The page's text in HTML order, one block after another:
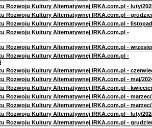
Rozwoju Kultury Alternatywnej IRKA.com.pl - luty/
Rozwoju Kultury Alternatywnej IRKA.com.pl -
Rozwoju Kultury Alternatywnej IRKA.com.pl -
Rozwoju Kultury Alternatywnej IRKA.com.pl -
Rozwoju Kultury Alternatywnej IRKA.com.pl -
Rozwoju Kultury Alternatywnej IRKA.com.pl -
Rozwoju Kultury Alternatywnej IRKA.com.pl -
Rozwoju Kultury Alternatywnej IRKA.com.pl - maj/
Rozwoju Kultury Alternatywnej IRKA.com.pl -
Rozwoju Kultury Alternatywnej IRKA.com.pl - marzec/
Rozwoju Kultury Alternatywnej IRKA.com.pl - marzec/
Rozwoju Kultury Alternatywnej IRKA.com.pl - luty/
Rozwoju Kultury Alternatywnej IRKA.com.pl -